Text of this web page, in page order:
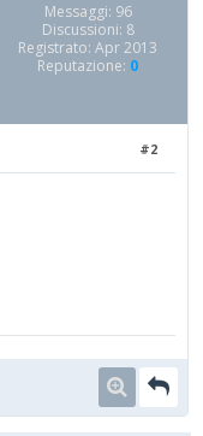
Messaggi: 96
Discussioni: 8
Registrato: Apr 2013
Reputazione: 0
#2